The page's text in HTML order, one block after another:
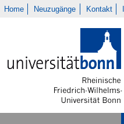
Home Neuzugänge Kontakt